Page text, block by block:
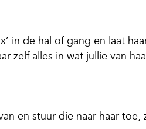
in de hal of gang en laat
zelf alles in wat jullie van
en stuur die naar haar toe,